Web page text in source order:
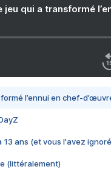
jeu qui a transformé
l’ennui en chef-
13 ans (et vous l'avez
(littéralement)